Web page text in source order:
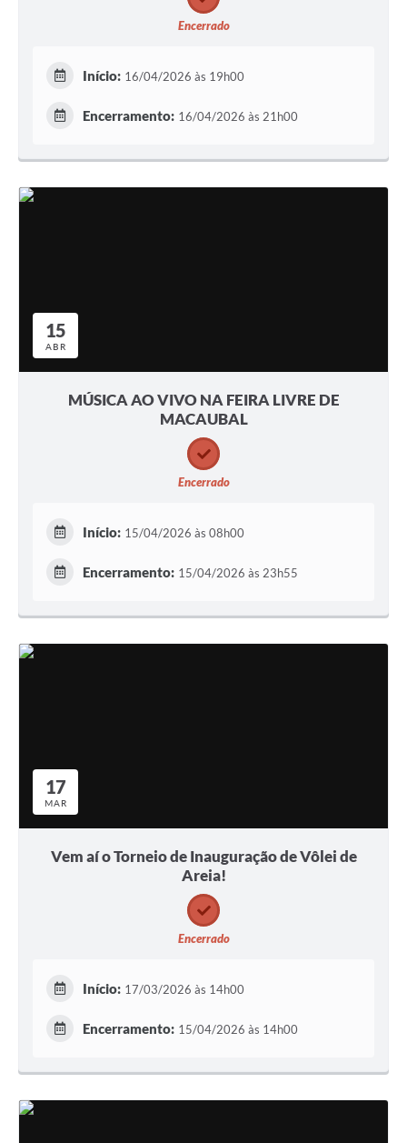
Encerrado
Início: 16/04/2026 às 19h00
Encerramento: 16/04/2026 às 21h00
15
ABR
MÚSICA AO VIVO NA FEIRA LIVRE DE
MACAUBAL
Encerrado
Início: 15/04/2026 às 08h00
Encerramento: 15/04/2026 às 23h55
17
MAR
Vem aí o Torneio de Inauguração de Vôlei de
Areia!
Encerrado
Início: 17/03/2026 às 14h00
Encerramento: 15/04/2026 às 14h00